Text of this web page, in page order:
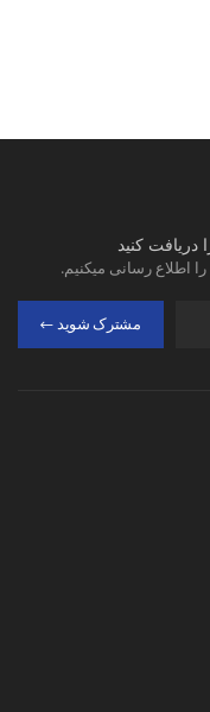
دریافت کنید
اطلاع رسانی میکنیم.
مشترک شوید